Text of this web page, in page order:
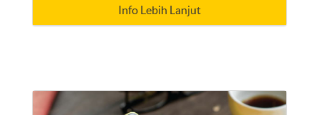
Info Lebih Lanjut